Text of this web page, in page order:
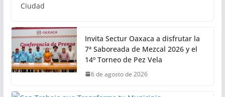
Ciudad
Invita Sectur Oaxaca a disfrutar la
7ª Saboreada de Mezcal 2026 y el
14º Torneo de Pez Vela
6 de agosto de 2026